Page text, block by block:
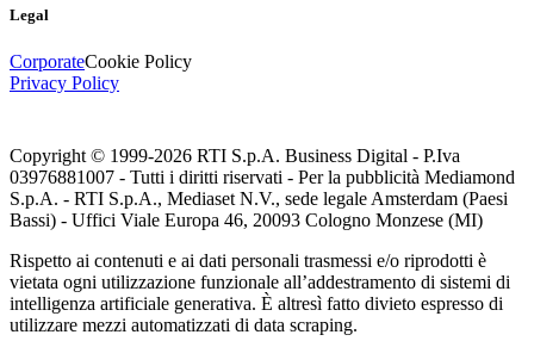
Legal
CorporateCookie Policy
Privacy Policy
Copyright © 1999-2026 RTI S.p.A. Business Digital - P.Iva
03976881007 - Tutti i diritti riservati - Per la pubblicità Mediamond
S.p.A. - RTI S.p.A., Mediaset N.V., sede legale Amsterdam (Paesi
Bassi) - Uffici Viale Europa 46, 20093 Cologno Monzese (MI)
Rispetto ai contenuti e ai dati personali trasmessi e/o riprodotti è
vietata ogni utilizzazione funzionale all’addestramento di sistemi di
intelligenza artificiale generativa. È altresì fatto divieto espresso di
utilizzare mezzi automatizzati di data scraping.